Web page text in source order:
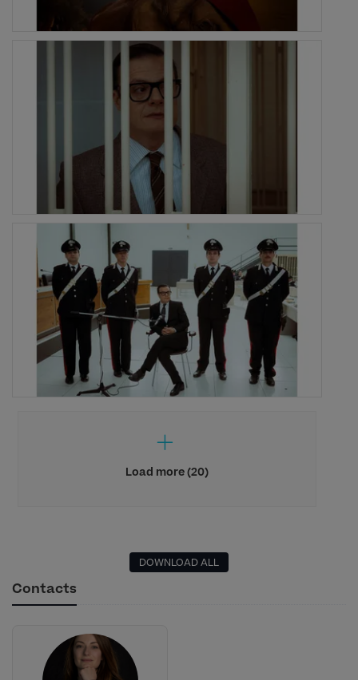
Load more (20)
DOWNLOAD ALL
Contacts